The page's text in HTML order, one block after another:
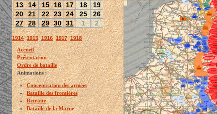
13 14 15 16 17 18
19
20 21 22 23 24 25
26
27 28 29 30 31 1 2
1914 1915 1916 1917 1918
Accueil
Présentation
Ordre de bataille
Animations :
Concentration des armées
Bataille des frontières
Retraite
Bataille de la Marne